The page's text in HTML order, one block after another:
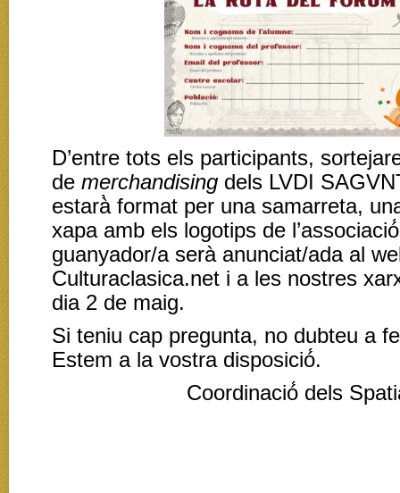
D’entre tots els participants,
de merchandising dels LVDI
estarà̀ format per una samarreta,
xapa amb els logotips de
guanyador/a serà anunciat/ada al
Culturaclasica.net i a les nostres
dia 2 de maig.
Si teniu cap pregunta, no dubteu a
Estem a la vostra disposició́.
Coordinació́ dels